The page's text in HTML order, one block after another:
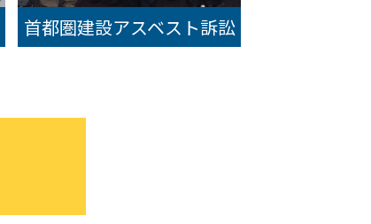
首都圏建設アスベスト訴訟